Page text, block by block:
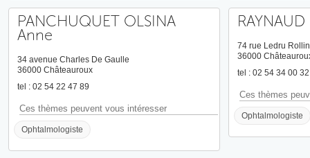
PANCHUQUET OLSINA
Anne
34 avenue Charles De Gaulle
36000 Châteauroux
tel : 02 54 22 47 89
Ces thèmes peuvent vous intéresser
Ophtalmologiste
74 rue Ledru Rollin
36000
tel : 02 54 34 00 32
Ces thèmes
Ophtalmologiste